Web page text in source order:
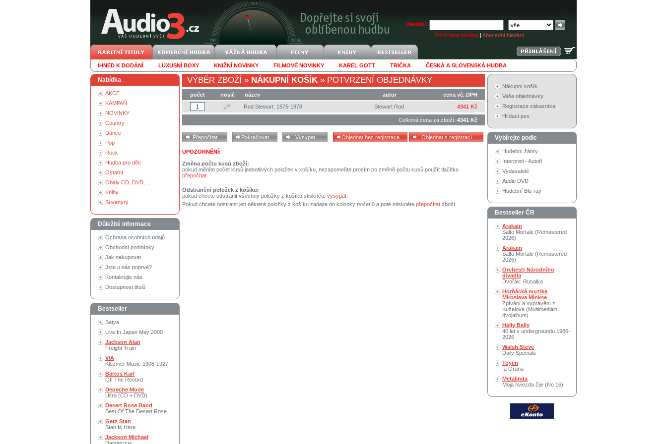
Hledání:
Rozšířené hledání | Abecední hledání
IHNED K DODÁNÍ LUXUSNÍ BOXY KNIŽNÍ NOVINKY FILMOVÉ NOVINKY KAREL GOTT TRIČKA ČESKÁ A SLOVENSKÁ HUDBA
Nabídka
AKCE
KAMPAŇ
NOVINKY
Country
Dance
Pop
Rock
Hudba pro děti
Ostatní
Obaly CD, DVD, ...
Knihy
Suvenýry
Důležité informace
Ochrana osobních údajů
Obchodní podmínky
Jak nakupovat
Jste u nás poprvé?
Kontaktujte nás
Dostupnost titulů
Bestseller
Satya
Live In Japan May 2000
Jackson Alan
Freight Train
V/A
Klezmer Music 1908-1927
Bartos Karl
Off The Record
Depeche Mode
Ultra (CD + DVD)
Desert Rose Band
Best Of The Desert Rose..
Getz Stan
Stan Is Here
Jackson Michael
VÝBĚR ZBOŽÍ » NÁKUPNÍ KOŠÍK » POTVRZENÍ OBJEDNÁVKY
počet nosič název autor
cena vč. DPH
LP
Rod Stewart: 1975-1978 Stewart Rod 4341 Kč
Celková cena za zboží: 4341 Kč
UPOZORNĚNÍ:
Změna počtu kusů zboží:
pokud měníte počet kusů jednotlivých položek v košíku, nezapomeňte prosím po změně počtu kusů použít tlačítko
přepočítat
Odstranění položek z košíku:
pokud chcete odstranit všechny položky z košíku stiskněte vysypat
Pokud chcete odstranit jen některé položky z košíku zadejte do kolonky počet0 a poté stiskněte přepočítat zboží.
Nákupní košík
Vaše objednávky
Registrace zákazníka
Hlídací pes
Vybírejte podle
Hudební žánry
Interpreti - Autoři
Vydavatelé
Audio DVD
Hudební Blu-ray
Bestseller ČR
Arakain
Salto Mortale (Remastered
2026)
Arakain
Salto Mortale (Remastered
2026)
Orchestr Národního
divadla
Dvořák: Rusalka
Horňácká muzika
Miroslava Minkse
Zpívání a vyprávění z
Kuželova (Multimediální
dvojalbum)
Hally Belly
40 let v undergroundu 1986-
2026
Walsh Steve
Daily Specials
Toyen
Ia Orana
Metalinda
Moja hviezda žije (No 16)